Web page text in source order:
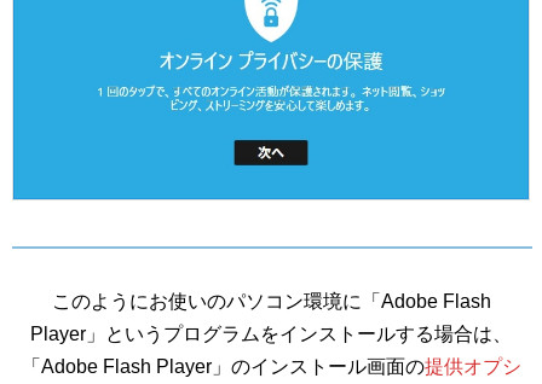
このようにお使いのパソコン環境に「Adobe Flash
Player」というプログラムをインストールする場合は、
「Adobe Flash Player」のインストール画面の提供オプシ